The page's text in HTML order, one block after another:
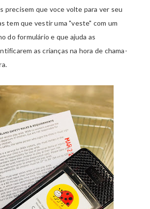
precisem que voce volte para ver seu
tem que vestir uma "veste" com um
do formulário e que ajuda as
as crianças na hora de chama-